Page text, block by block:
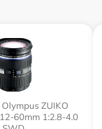
ZUIKO
60mm 1:2.8-4.0